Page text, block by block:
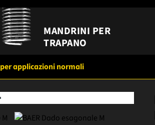
MANDRINI PER
TRAPANO
per applicazioni normali